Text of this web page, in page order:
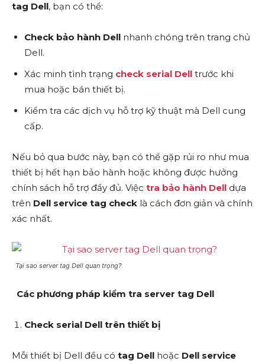
tag Dell, bạn có thể:
Check bảo hành Dell nhanh chóng trên trang chủ
Dell.
Xác minh tình trạng check serial Dell trước khi
mua hoặc bán thiết bị.
Kiểm tra các dịch vụ hỗ trợ kỹ thuật mà Dell cung
cấp.
Nếu bỏ qua bước này, bạn có thể gặp rủi ro như mua
thiết bị hết hạn bảo hành hoặc không được hưởng
chính sách hỗ trợ đầy đủ. Việc tra bảo hành Dell dựa
trên Dell service tag check là cách đơn giản và chính
xác nhất.
Tại sao server tag Dell quan trọng?
Các phương pháp kiểm tra server tag Dell
Check serial Dell trên thiết bị
Mỗi thiết bị Dell đều có tag Dell hoặc Dell service